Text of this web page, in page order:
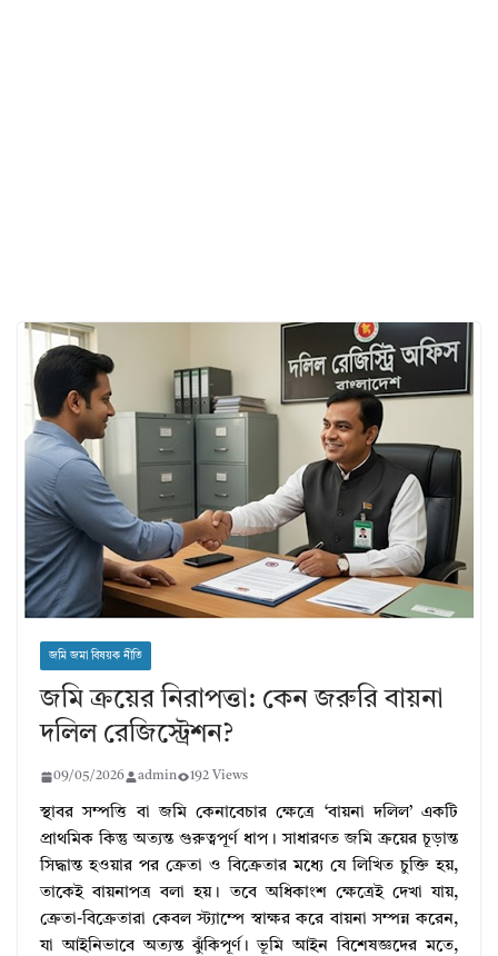
জমি জমা বিষয়ক নীতি
জমি ক্রয়ের নিরাপত্তা: কেন জরুরি বায়না
দলিল রেজিস্ট্রেশন?
09/05/2026 admin 192 Views
স্থাবর সম্পত্তি বা জমি কেনাবেচার ক্ষেত্রে ‘বায়না দলিল’ একটি
প্রাথমিক কিন্তু অত্যন্ত গুরুত্বপূর্ণ ধাপ। সাধারণত জমি ক্রয়ের চূড়ান্ত
সিদ্ধান্ত হওয়ার পর ক্রেতা ও বিক্রেতার মধ্যে যে লিখিত চুক্তি হয়,
তাকেই বায়নাপত্র বলা হয়। তবে অধিকাংশ ক্ষেত্রেই দেখা যায়,
ক্রেতা-বিক্রেতারা কেবল স্ট্যাম্পে স্বাক্ষর করে বায়না সম্পন্ন করেন,
যা আইনিভাবে অত্যন্ত ঝুঁকিপূর্ণ। ভূমি আইন বিশেষজ্ঞদের মতে,